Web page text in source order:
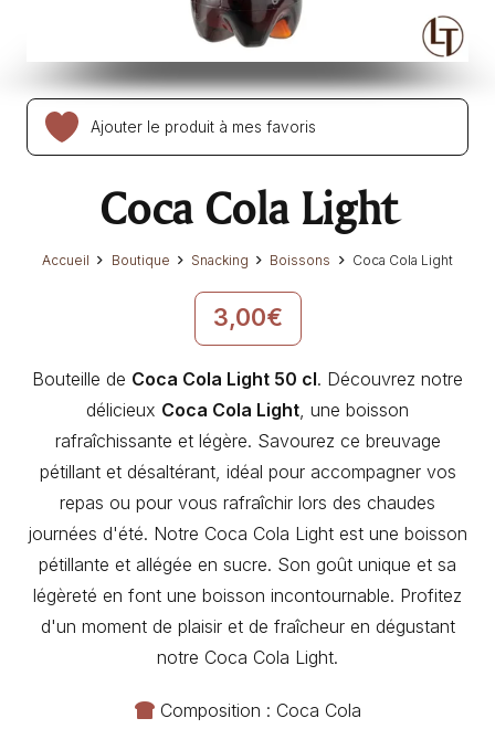
Ajouter le produit à mes favoris
Coca Cola Light
Accueil Boutique Snacking Boissons Coca Cola Light
3,00€
Bouteille de Coca Cola Light 50 cl. Découvrez notre
délicieux Coca Cola Light , une boisson
rafraîchissante et légère. Savourez ce breuvage
pétillant et désaltérant, idéal pour accompagner vos
repas ou pour vous rafraîchir lors des chaudes
journées d'été. Notre Coca Cola Light est une boisson
pétillante et allégée en sucre. Son goût unique et sa
légèreté en font une boisson incontournable. Profitez
d'un moment de plaisir et de fraîcheur en dégustant
notre Coca Cola Light.
Composition : Coca Cola